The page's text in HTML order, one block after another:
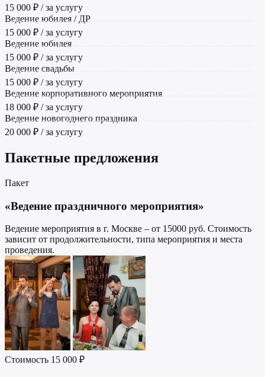
15 000 ₽ / за услугу
Ведение юбилея / ДР
15 000 ₽ / за услугу
Ведение юбилея
15 000 ₽ / за услугу
Ведение свадьбы
15 000 ₽ / за услугу
Ведение корпоративного мероприятия
18 000 ₽ / за услугу
Ведение новогоднего праздника
20 000 ₽ / за услугу
Пакетные предложения
Пакет
«Ведение праздничного мероприятия»
Ведение мероприятия в г. Москве – от 15000 руб. Стоимость
зависит от продолжительности, типа мероприятия и места
проведения.
Стоимость 15 000 ₽